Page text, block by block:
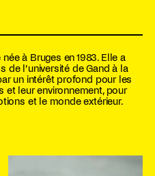
à Bruges en 1983. Elle a
de l’université de Gand à la
un intérêt profond pour les
et leur environnement, pour
et le monde extérieur.